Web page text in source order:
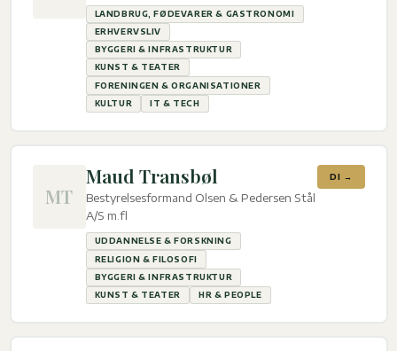
LANDBRUG, FØDEVARER & GASTRONOMI
ERHVERVSLIV
BYGGERI & INFRASTRUKTUR
KUNST & TEATER
FORENINGEN & ORGANISATIONER
KULTUR
IT & TECH
MT
Maud Transbøl
Bestyrelsesformand Olsen & Pedersen Stål
A/S m.fl
UDDANNELSE & FORSKNING
RELIGION & FILOSOFI
BYGGERI & INFRASTRUKTUR
KUNST & TEATER
HR & PEOPLE
DI →